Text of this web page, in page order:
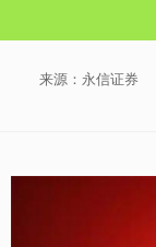
来源：永信证券